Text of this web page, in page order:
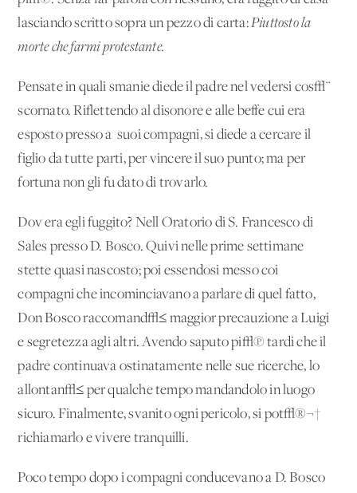
lasciando scritto sopra un pezzo di carta:Piuttosto la
morte che farmi protestante.
Pensate in quali smanie diede il padre nel vedersi cos√¨
scornato. Riflettendo al disonore e alle beffe cui era
esposto presso a' suoi compagni, si diede a cercare il
figlio da tutte parti, per vincere il suo punto; ma per
fortuna non gli fu dato di trovarlo.
Dov'era egli fuggito? Nell'Oratorio di S. Francesco di
Sales presso D. Bosco. Quivi nelle prime settimane
stette quasi nascosto; poi essendosi messo coi
compagni che incominciavano a parlare di quel fatto,
Don Bosco raccomand√≤ maggior precauzione a Luigi
e segretezza agli altri. Avendo saputo pi√π tardi che il
padre continuava ostinatamente nelle sue ricerche, lo
allontan√≤ per qualche tempo mandandolo in luogo
sicuro. Finalmente, svanito ogni pericolo, si pot√®¬†
richiamarlo e vivere tranquilli.
Poco tempo dopo i compagni conducevano a D. Bosco